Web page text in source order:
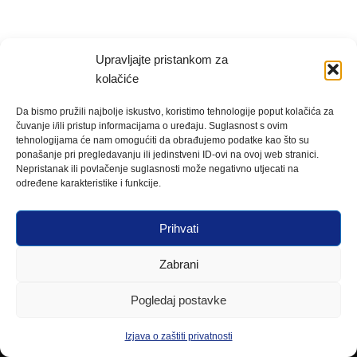
Upravljajte pristankom za
kolačiće
Da bismo pružili najbolje iskustvo, koristimo tehnologije poput kolačića za
čuvanje i/ili pristup informacijama o uređaju. Suglasnost s ovim
tehnologijama će nam omogućiti da obrađujemo podatke kao što su
ponašanje pri pregledavanju ili jedinstveni ID-ovi na ovoj web stranici.
Nepristanak ili povlačenje suglasnosti može negativno utjecati na
određene karakteristike i funkcije.
Prihvati
Zabrani
Pogledaj postavke
Izjava o zaštiti privatnosti
Neve| Powered byWordPress